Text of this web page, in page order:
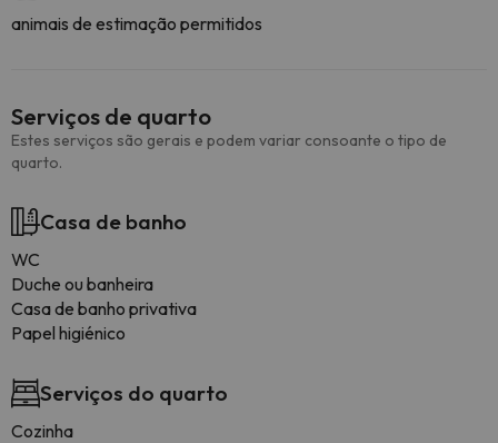
animais de estimação permitidos
Serviços de quarto
Estes serviços são gerais e podem variar consoante o tipo de
quarto.
Casa de banho
WC
Duche ou banheira
Casa de banho privativa
Papel higiénico
Serviços do quarto
Cozinha